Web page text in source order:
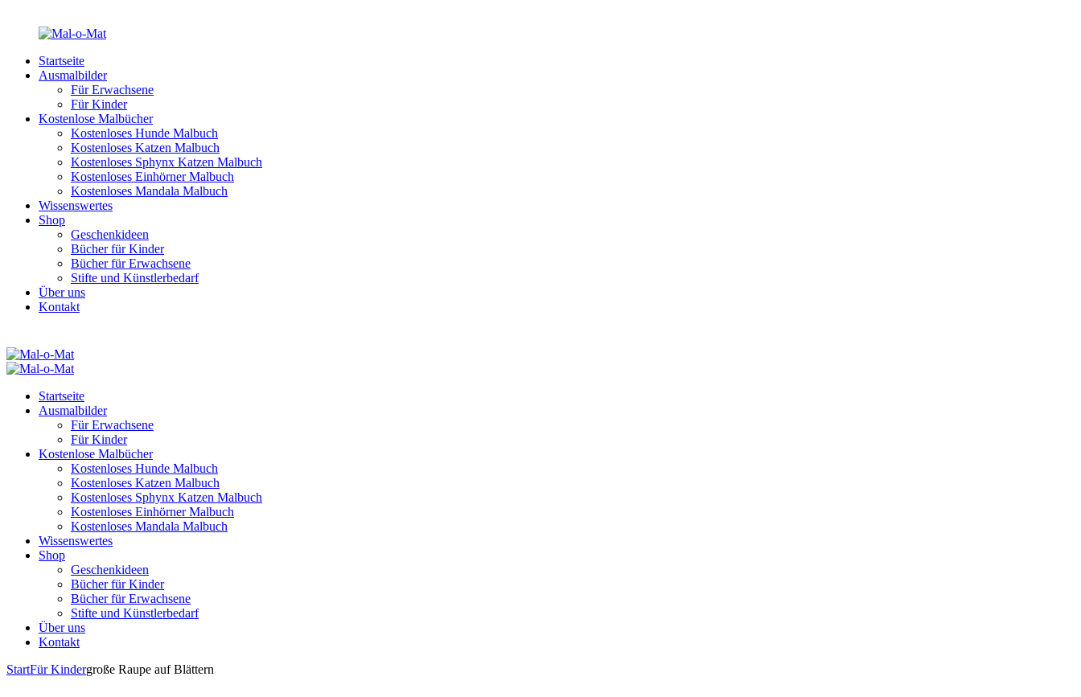
Startseite
Ausmalbilder
Für Erwachsene
Für Kinder
Kostenlose Malbücher
Kostenloses Hunde Malbuch
Kostenloses Katzen Malbuch
Kostenloses Sphynx Katzen Malbuch
Kostenloses Einhörner Malbuch
Kostenloses Mandala Malbuch
Wissenswertes
Shop
Geschenkideen
Bücher für Kinder
Bücher für Erwachsene
Stifte und Künstlerbedarf
Über uns
Kontakt
Startseite
Ausmalbilder
Für Erwachsene
Für Kinder
Kostenlose Malbücher
Kostenloses Hunde Malbuch
Kostenloses Katzen Malbuch
Kostenloses Sphynx Katzen Malbuch
Kostenloses Einhörner Malbuch
Kostenloses Mandala Malbuch
Wissenswertes
Shop
Geschenkideen
Bücher für Kinder
Bücher für Erwachsene
Stifte und Künstlerbedarf
Über uns
Kontakt
StartFür Kindergroße Raupe auf Blättern